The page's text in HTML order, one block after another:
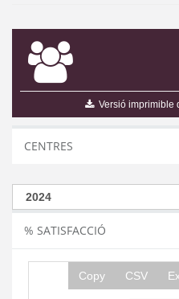
Versió imprimible
CENTRES
% SATISFACCIÓ
Copy CSV